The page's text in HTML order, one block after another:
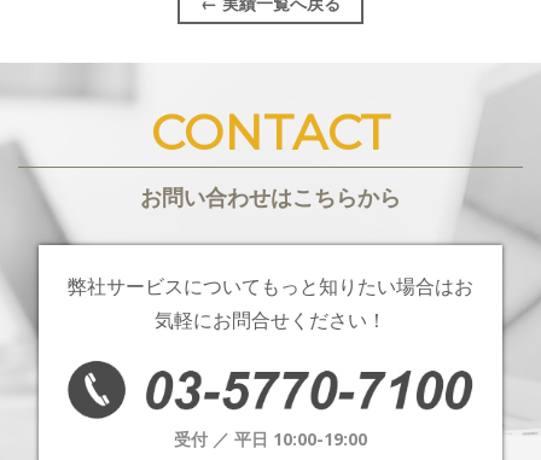
CONTACT
お問い合わせはこちらから
弊社サービスについてもっと知りたい場合はお
気軽にお問合せください！
受付 ／ 平日 10:00-19:00